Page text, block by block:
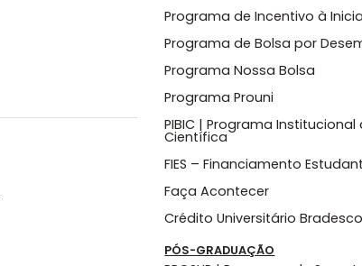
Programa de Incentivo à
Programa de Bolsa por
Programa Nossa Bolsa
Programa Prouni
PIBIC | Programa
Científica
FIES – Financiamento
Faça Acontecer
Crédito Universitário Bradesco
PÓS-GRADUAÇÃO